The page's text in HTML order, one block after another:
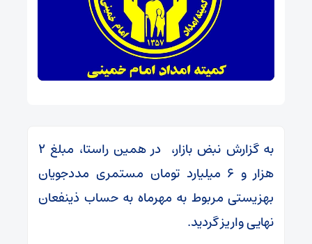
به گزارش نبض بازار، در همین راستا، مبلغ ۲
هزار و ۶ میلیارد تومان مستمری مددجویان
بهزیستی مربوط به مهرماه به حساب ذینفعان
نهایی واریز گردید.